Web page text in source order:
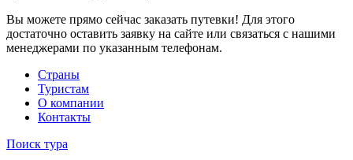
Вы можете прямо сейчас заказать путевки! Для этого
достаточно оставить заявку на сайте или связаться с нашими
менеджерами по указанным телефонам.
Cтраны
Туристам
О компании
Контакты
Поиск тура